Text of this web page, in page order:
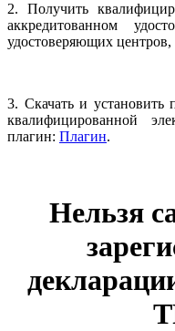
2. Получить
аккредитованном
удостоверяющих центров,
3. Скачать и установить
квалифицированной
плагин: Плагин.
Нельзя